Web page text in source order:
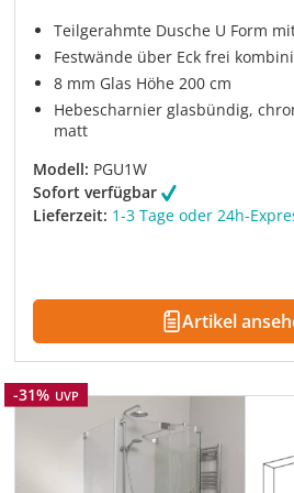
Teilgerahmte Dusche U Form
Festwände über Eck frei
8 mm Glas Höhe 200 cm
Hebescharnier glasbündig,
matt
Modell: PGU1W
Sofort verfügbar
Lieferzeit: 1-3 Tage oder 24h-
Artikel
Rabatt
-31% UVP